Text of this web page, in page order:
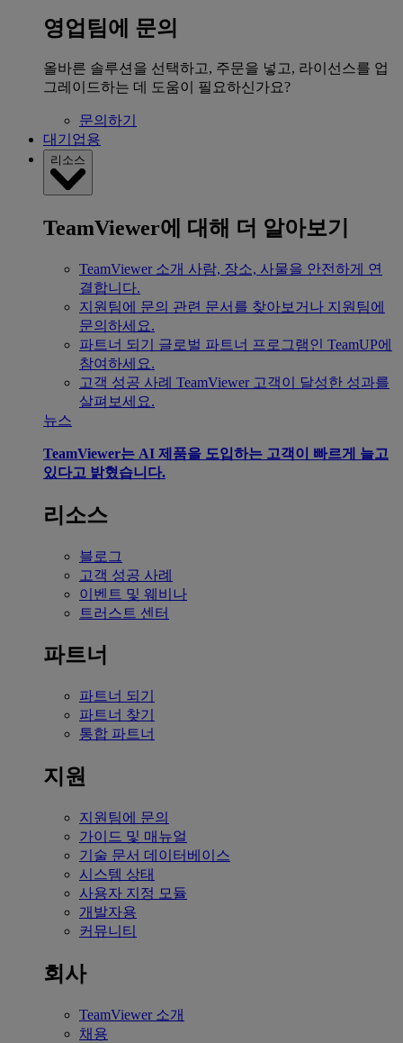
영업팀에 문의
올바른 솔루션을 선택하고, 주문을 넣고, 라이선스를 업
그레이드하는 데 도움이 필요하신가요?
문의하기
대기업용
리소스
TeamViewer에 대해 더 알아보기
TeamViewer 소개 사람, 장소, 사물을 안전하게 연
결합니다.
지원팀에 문의 관련 문서를 찾아보거나 지원팀에
문의하세요.
파트너 되기
글로벌 파트너 프로그램인 TeamUP에
참여하세요.
고객 성공 사례 TeamViewer 고객이 달성한 성과를
살펴보세요.
뉴스
TeamViewer는 AI 제품을 도입하는 고객이 빠르게 늘고
있다고 밝혔습니다.
리소스
블로그
고객 성공 사례
이벤트 및 웨비나
트러스트 센터
파트너
파트너 되기
파트너 찾기
통합 파트너
지원
지원팀에 문의
가이드 및 매뉴얼
기술 문서 데이터베이스
시스템 상태
사용자 지정 모듈
개발자용
커뮤니티
회사
TeamViewer 소개
채용